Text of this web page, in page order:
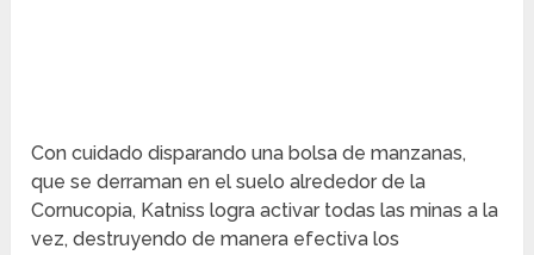
Con cuidado disparando una bolsa de manzanas,
que se derraman en el suelo alrededor de la
Cornucopia, Katniss logra activar todas las minas a la
vez, destruyendo de manera efectiva los